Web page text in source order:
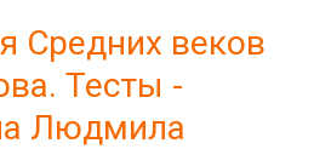
Средних веков
Тесты -
Людмила